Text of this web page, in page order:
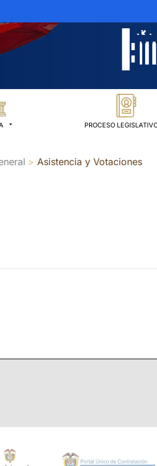
PROCESO
Asistencia y Votaciones